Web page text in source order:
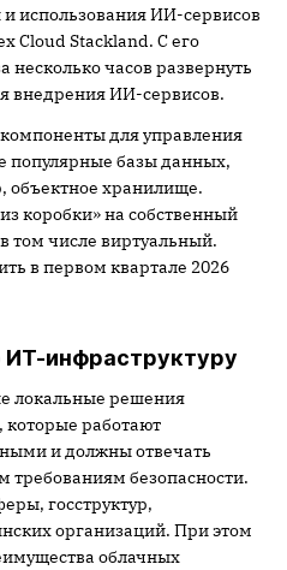
использования ИИ-сервисов
Cloud Stackland. С его
часов развернуть
внедрения ИИ-сервисов.
для управления
популярные базы данных,
объектное хранилище.
коробки» на собственный
том числе виртуальный.
в первом квартале 2026
инфраструктуру
локальные решения
работают
и должны отвечать
требованиям безопасности.
госструктур,
организаций. При этом
облачных